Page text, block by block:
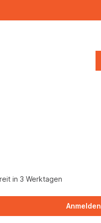
in 3 Werktagen
Anmelden